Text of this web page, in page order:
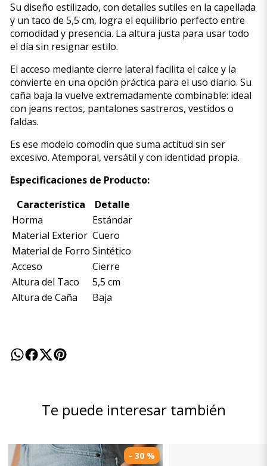
Su diseño estilizado, con detalles sutiles en la capellada
y un taco de 5,5 cm, logra el equilibrio perfecto entre
comodidad y presencia. La altura justa para usar todo
el día sin resignar estilo.
El acceso mediante cierre lateral facilita el calce y la
convierte en una opción práctica para el uso diario. Su
caña baja la vuelve extremadamente combinable: ideal
con jeans rectos, pantalones sastreros, vestidos o
faldas.
Es ese modelo comodín que suma actitud sin ser
excesivo. Atemporal, versátil y con identidad propia.
Especificaciones de Producto:
Característica
Detalle
Horma
Estándar
Material Exterior Cuero
Material de Forro Sintético
Acceso
Cierre
Altura del Taco
5,5 cm
Altura de Caña
Baja
Te puede interesar también
- 30 %